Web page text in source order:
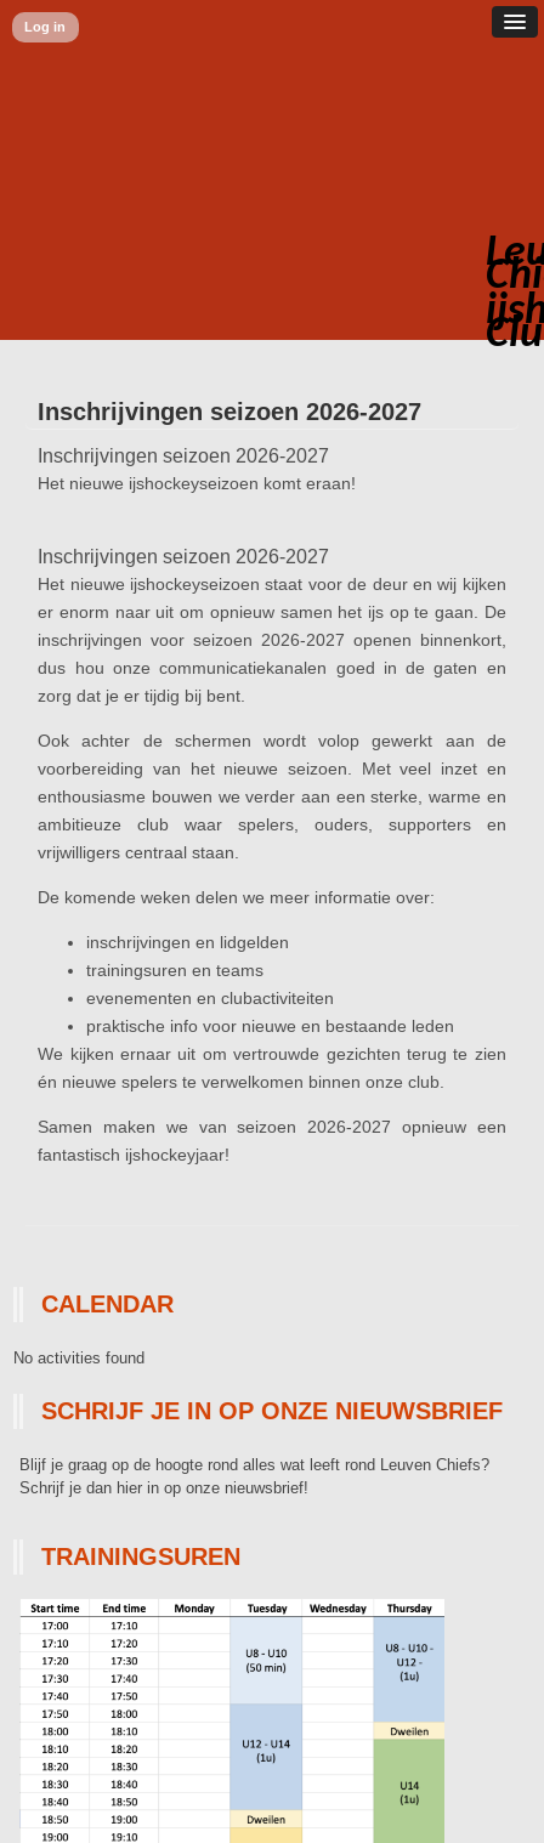
Log in
Inschrijvingen seizoen 2026-2027
Inschrijvingen seizoen 2026-2027
Het nieuwe ijshockeyseizoen komt eraan!
Inschrijvingen seizoen 2026-2027
Het nieuwe ijshockeyseizoen staat voor de deur en wij kijken
er enorm naar uit om opnieuw samen het ijs op te gaan. De
inschrijvingen voor seizoen 2026-2027 openen binnenkort,
dus hou onze communicatiekanalen goed in de gaten en
zorg dat je er tijdig bij bent.
Ook achter de schermen wordt volop gewerkt aan de
voorbereiding van het nieuwe seizoen. Met veel inzet en
enthousiasme bouwen we verder aan een sterke, warme en
ambitieuze club waar spelers, ouders, supporters en
vrijwilligers centraal staan.
De komende weken delen we meer informatie over:
inschrijvingen en lidgelden
trainingsuren en teams
evenementen en clubactiviteiten
praktische info voor nieuwe en bestaande leden
We kijken ernaar uit om vertrouwde gezichten terug te zien
én nieuwe spelers te verwelkomen binnen onze club.
Samen maken we van seizoen 2026-2027 opnieuw een
fantastisch ijshockeyjaar!
CALENDAR
No activities found
SCHRIJF JE IN OP ONZE NIEUWSBRIEF
Blijf je graag op de hoogte rond alles wat leeft rond Leuven Chiefs?
Schrijf je dan hier in op onze nieuwsbrief!
TRAININGSUREN